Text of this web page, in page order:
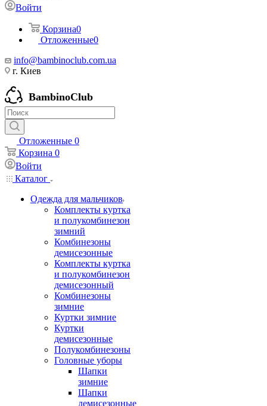
Войти
Корзина0
Отложенные0
info@bambinoclub.com.ua
г. Киев
BambinoClub
Отложенные 0
Корзина 0
Войти
Каталог
Одежда для мальчиков
Комплекты куртка
и полукомбинезон
зимний
Комбинезоны
демисезонные
Комплекты куртка
и полукомбинезон
демисезонный
Комбинезоны
зимние
Куртки зимние
Куртки
демисезонные
Полукомбинезоны
Головные уборы
Шапки
зимние
Шапки
демисезонные